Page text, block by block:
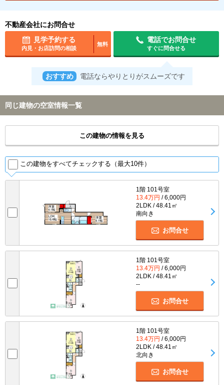
不動産会社にお問合せ
見学予約する
内見・お店訪問の相談
無料
電話でお問合せ
すぐに問合せる
おすすめ 電話ならやりとりがスムーズです
同じ建物の空室情報一覧
この建物の情報を見る
この建物をすべてチェックする（最大10件）
1階 101号室
13.4万円 / 6,000円
2LDK / 48.41㎡
南向き
お問合せ
1階 101号室
13.4万円 / 6,000円
2LDK / 48.41㎡
--
お問合せ
1階 101号室
13.4万円 / 6,000円
2LDK / 48.41㎡
北向き
お問合せ